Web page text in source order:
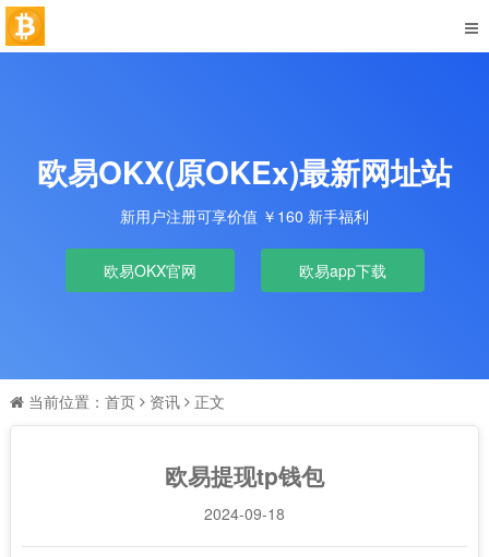
欧易OKX(原OKEx)最新网址站
新用户注册可享价值 ￥160 新手福利
欧易OKX官网 欧易app下载
当前位置： 首页 资讯 正文
欧易提现tp钱包
2024-09-18